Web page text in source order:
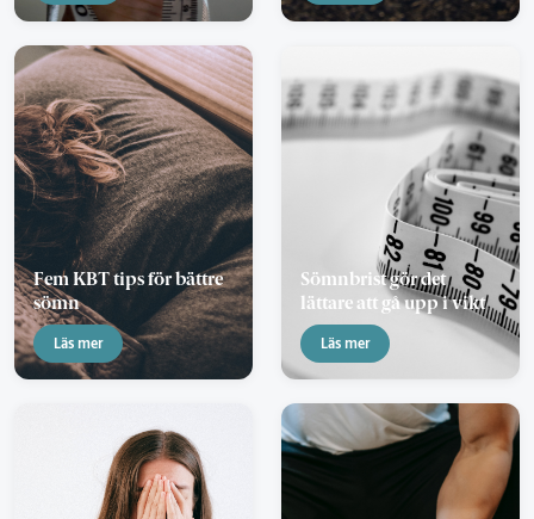
Fem KBT tips för bättre
sömn
Läs mer
Sömnbrist gör det
lättare att gå upp i vikt
Läs mer